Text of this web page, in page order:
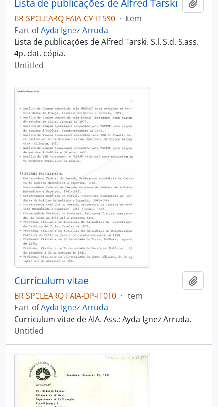
Lista de publicações de Alfred Tarski
BR SPCLEARQ FAIA-CV-IT590 · Item
Part ofAyda Ignez Arruda
Lista de publicações de Alfred Tarski. S.l. S.d. S.ass.
4p. dat. cópia.
Untitled
Curriculum vitae
BR SPCLEARQ FAIA-DP-IT010 · Item
Part ofAyda Ignez Arruda
Curriculum vitae de AIA. Ass.: Ayda Ignez Arruda.
Untitled